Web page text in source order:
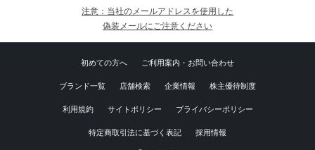
注意：当社のメールアドレスを使用した
偽装メールにご注意ください
初めての方へ ご利用案内・お問い合わせ
ブランド一覧 店舗検索 企業情報 株主優待制度
利用規約 サイトポリシー プライバシーポリシー
特定商取引法に基づく表記 採用情報